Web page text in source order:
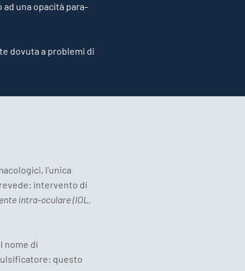
una opacità para-
dovuta a problemi di
l’unica
intervento di
intra-oculare (IOL,
nome di
questo